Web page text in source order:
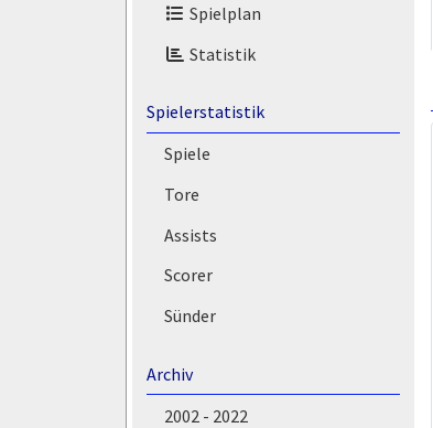
Spielplan
Statistik
Spielerstatistik
Spiele
Tore
Assists
Scorer
Sünder
Archiv
2002 - 2022